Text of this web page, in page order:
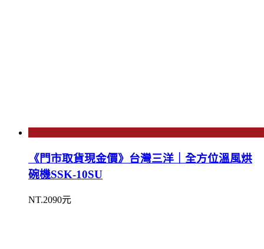
《門市取貨現金價》台灣三洋｜全方位溫風烘
碗機SSK-10SU
NT.2090元